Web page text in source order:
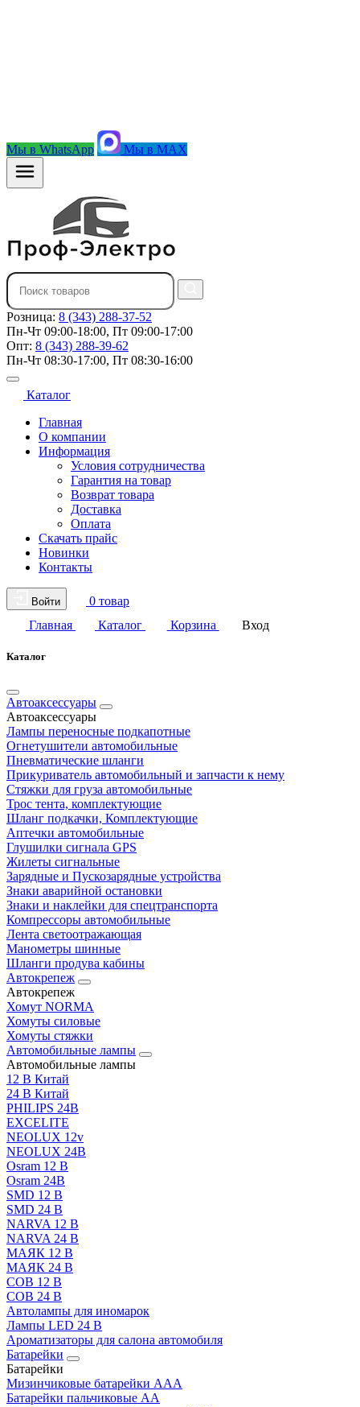
Мы в WhatsApp Мы в MAX
Розница: 8 (343) 288-37-52
Пн-Чт 09:00-18:00, Пт 09:00-17:00
Опт: 8 (343) 288-39-62
Пн-Чт 08:30-17:00, Пт 08:30-16:00
Каталог
Главная
О компании
Информация
Условия сотрудничества
Гарантия на товар
Возврат товара
Доставка
Оплата
Скачать прайс
Новинки
Контакты
Войти
0 товар
Главная
Каталог Корзина Вход
Каталог
Автоаксессуары
Автоаксессуары
Лампы переносные подкапотные
Огнетушители автомобильные
Пневматические шланги
Прикуриватель автомобильный и запчасти к нему
Стяжки для груза автомобильные
Трос тента, комплектующие
Шланг подкачки, Комплектующие
Аптечки автомобильные
Глушилки сигнала GPS
Жилеты сигнальные
Зарядные и Пускозарядные устройства
Знаки аварийной остановки
Знаки и наклейки для спецтранспорта
Компрессоры автомобильные
Лента светоотражающая
Манометры шинные
Шланги продува кабины
Автокрепеж
Автокрепеж
Хомут NORMA
Хомуты силовые
Хомуты стяжки
Автомобильные лампы
Автомобильные лампы
12 В Китай
24 В Китай
PHILIPS 24В
EXCELITE
NEOLUX 12v
NEOLUX 24В
Osram 12 В
Osram 24В
SMD 12 В
SMD 24 В
NARVA 12 В
NARVA 24 В
МАЯК 12 В
МАЯК 24 В
COB 12 В
COB 24 В
Автолампы для иномарок
Лампы LED 24 B
Ароматизаторы для салона автомобиля
Батарейки
Батарейки
Мизинчиковые батарейки AAA
Батарейки пальчиковые АА